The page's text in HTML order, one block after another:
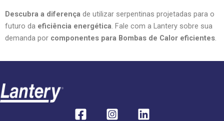
Descubra a diferença de utilizar serpentinas projetadas para o
futuro da eficiência energética. Fale com a Lantery sobre sua
demanda por componentes para Bombas de Calor eficientes.